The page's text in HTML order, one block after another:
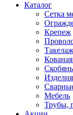
Каталог
Сетка
Крепеж
Мебель
Трубы,